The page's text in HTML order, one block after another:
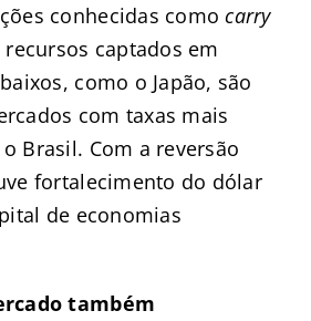
conhecidas comocarry
captados em
como o Japão, são
com taxas mais
Brasil. Com a reversão
fortalecimento do dólar
de economias
também